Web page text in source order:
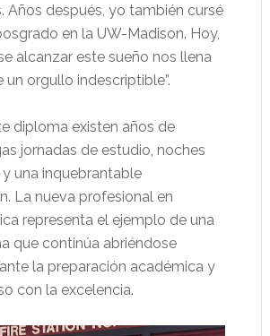
Años después, yo también cursé
en la UW-Madison. Hoy,
alcanzar este sueño nos llena
un orgullo indescriptible”.
diploma existen años de
jornadas de estudio, noches
una inquebrantable
La nueva profesional en
representa el ejemplo de una
que continúa abriéndose
la preparación académica y
con la excelencia.